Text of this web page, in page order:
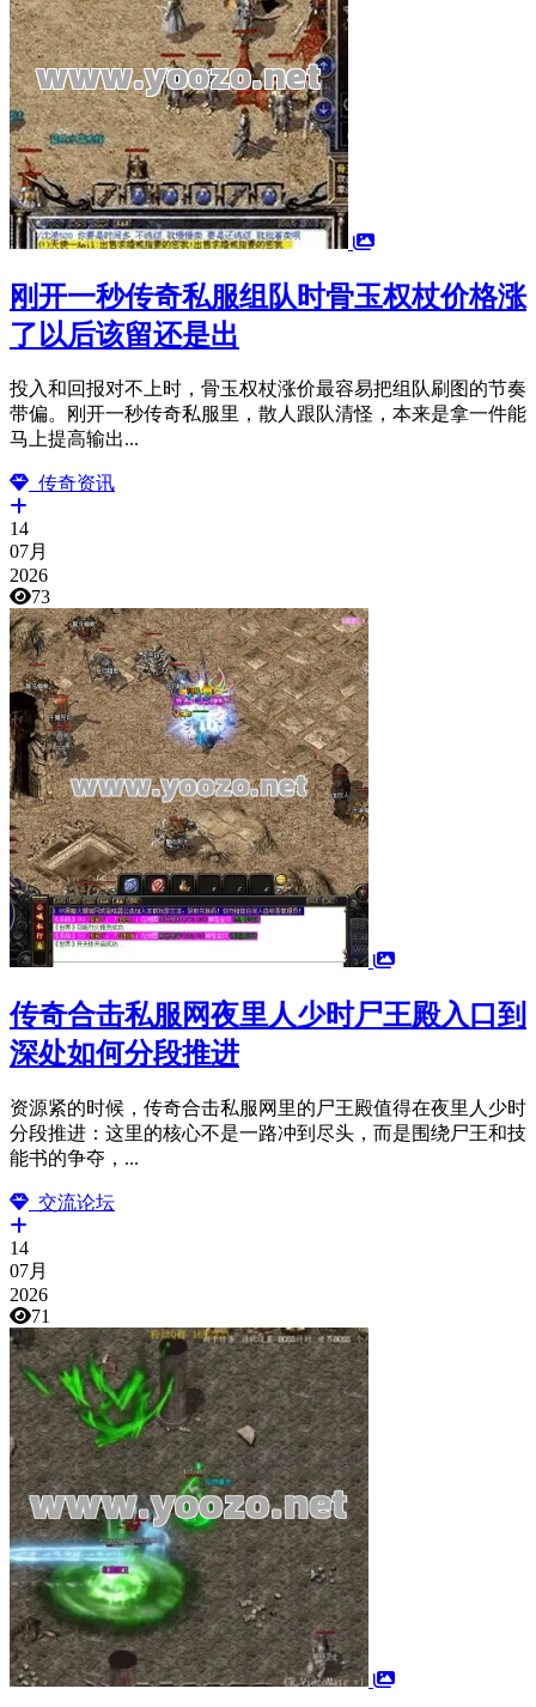
刚开一秒传奇私服组队时骨玉权杖价格涨
了以后该留还是出
投入和回报对不上时，骨玉权杖涨价最容易把组队刷图的节奏
带偏。刚开一秒传奇私服里，散人跟队清怪，本来是拿一件能
马上提高输出...
传奇资讯
14
07月
2026
73
传奇合击私服网夜里人少时尸王殿入口到
深处如何分段推进
资源紧的时候，传奇合击私服网里的尸王殿值得在夜里人少时
分段推进：这里的核心不是一路冲到尽头，而是围绕尸王和技
能书的争夺，...
交流论坛
14
07月
2026
71